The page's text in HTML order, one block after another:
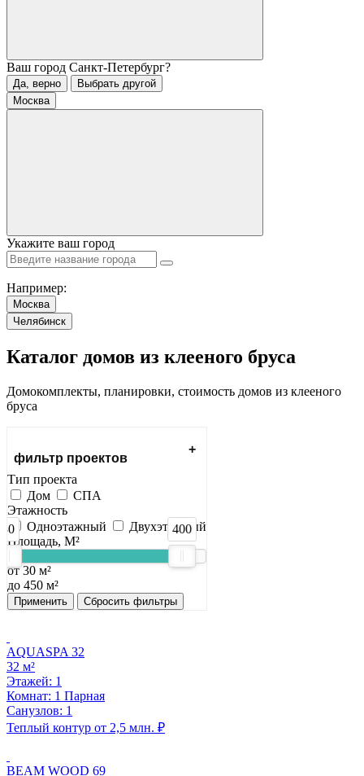
Ваш город Санкт-Петербург?
Да, верно
Выбрать другой
Москва
Укажите ваш город
Например:
Москва
Челябинск
Каталог домов из клееного бруса
Домокомплекты, планировки, стоимость домов из клееного
бруса
фильтр проектов
Тип проекта
Дом
СПА
Этажность
Одноэтажный
Двухэтажный
Площадь, М²
30 400
от 30 м²
до 450 м²
Применить Сбросить фильтры
AQUASPA 32
32 м²
Этажей: 1
Комнат: 1 Парная
Санузлов: 1
Теплый контур от 2,5 млн. ₽
BEAM WOOD 69